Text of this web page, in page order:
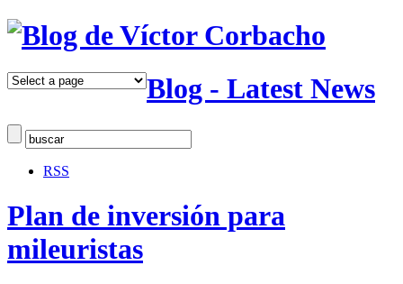
Blog - Latest News
RSS
Plan de inversión para
mileuristas